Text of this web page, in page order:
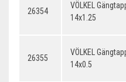
26354
VÖLKEL
14x1.25
26355
VÖLKEL
14x0.5